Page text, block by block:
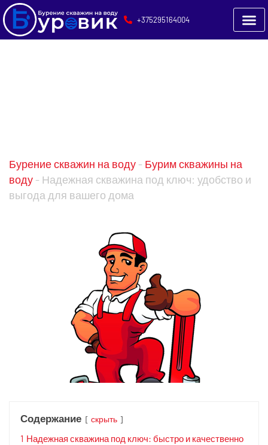
+375295164004
Бурение скважин на воду - Бурим скважины на
воду - Надежная скважина под ключ: удобство и
выгода для вашего дома
Содержание скрыть
1 Надежная скважина под ключ: быстро и качественно